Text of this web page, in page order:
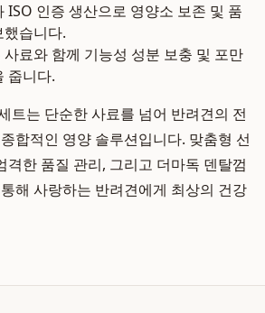
ISO 인증 생산으로 영양소 보존 및 품
습니다.
료와 함께 기능성 성분 보충 및 포만
줍니다.
트는 단순한 사료를 넘어 반려견의 전
합적인 영양 솔루션입니다. 맞춤형 선
격한 품질 관리, 그리고 더마독 덴탈껌
해 사랑하는 반려견에게 최상의 건강